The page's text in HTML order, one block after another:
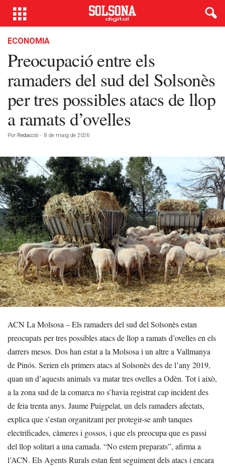
ECONOMIA
Preocupació entre els
ramaders del sud del Solsonès
per tres possibles atacs de llop
a ramats d’ovelles
Por Redacció - 8 de maig de 2026
ACN La Molsosa – Els ramaders del sud del Solsonès estan
preocupats per tres possibles atacs de llop a ramats d’ovelles en els
darrers mesos. Dos han estat a la Molsosa i un altre a Vallmanya
de Pinós. Serien els primers atacs al Solsonès des de l’any 2019,
quan un d’aquests animals va matar tres ovelles a Odèn. Tot i això,
a la zona sud de la comarca no s’havia registrat cap incident des
de feia trenta anys. Jaume Puigpelat, un dels ramaders afectats,
explica que s’estan organitzant per protegir-se amb tanques
electrificades, càmeres i gossos, i que els preocupa que es passi
del llop solitari a una camada. “No estem preparats”, afirma a
l’ACN. Els Agents Rurals estan fent seguiment dels atacs i encara